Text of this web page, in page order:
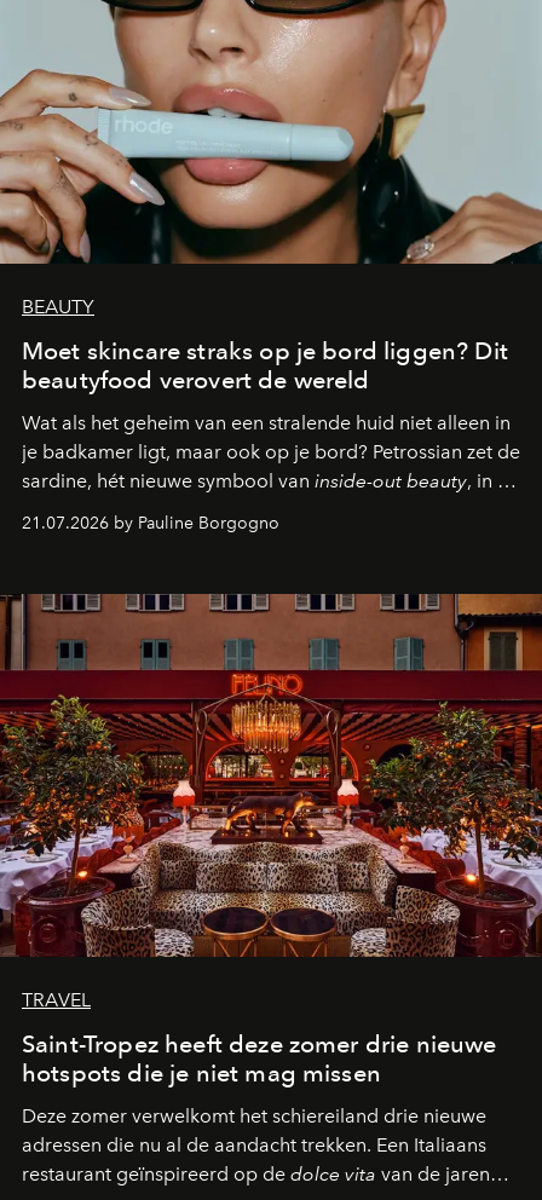
BEAUTY
Moet skincare straks op je bord liggen? Dit
beautyfood verovert de wereld
Wat als het geheim van een stralende huid niet alleen in
je badkamer ligt, maar ook op je bord? Petrossian zet de
sardine, hét nieuwe symbool van inside-out beauty, in de
21.07.2026 by Pauline Borgogno
TRAVEL
Saint-Tropez heeft deze zomer drie nieuwe
hotspots die je niet mag missen
Deze zomer verwelkomt het schiereiland drie nieuwe
adressen die nu al de aandacht trekken. Een Italiaans
restaurant geïnspireerd op de dolce vita van de jaren